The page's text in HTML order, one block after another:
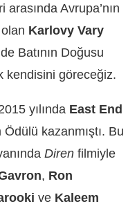
arasında Avrupa’nın
Karlovy Vary
Batının Doğusu
kendisini göreceğiz.
yılında East End
Ödülü kazanmıştı. Bu
Diren filmiyle
, Ron
ve Kaleem